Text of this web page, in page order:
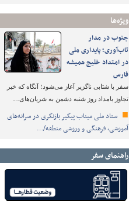
ویژه‌ها
جنوب در مدار
تاب‌آوری؛ پایداری ملی
در امتداد خلیج همیشه
فارس
سفر با شتابی ناگزیر آغاز می‌شود؛ آنگاه که خبر
تجاوز بامداد روز شنبه دشمن به شریان‌های…
ستاد ملی میناب پیگیر بازنگری در سرانه‌های
آموزشی، فرهنگی و ورزشی منطقه/…
راهنمای سفر